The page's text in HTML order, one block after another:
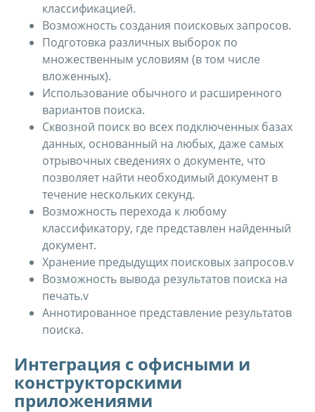
классификацией.
Возможность создания поисковых запросов.
Подготовка различных выборок по
множественным условиям (в том числе
вложенных).
Использование обычного и расширенного
вариантов поиска.
Сквозной поиск во всех подключенных базах
данных, основанный на любых, даже самых
отрывочных сведениях о документе, что
позволяет найти необходимый документ в
течение нескольких секунд.
Возможность перехода к любому
классификатору, где представлен найденный
документ.
Хранение предыдущих поисковых запросов.v
Возможность вывода результатов поиска на
печать.v
Аннотированное представление результатов
поиска.
Интеграция с офисными и
конструкторскими
приложениями